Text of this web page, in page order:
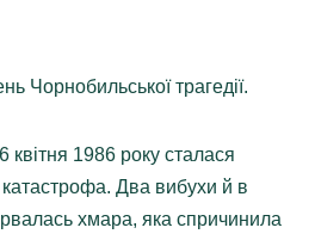
Чорнобильської трагедії.
квітня 1986 року сталася
Два вибухи й в
хмара, яка спричинила